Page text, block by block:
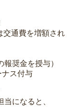
通費を増額され
奨金を授与）
ナス付与
になると、